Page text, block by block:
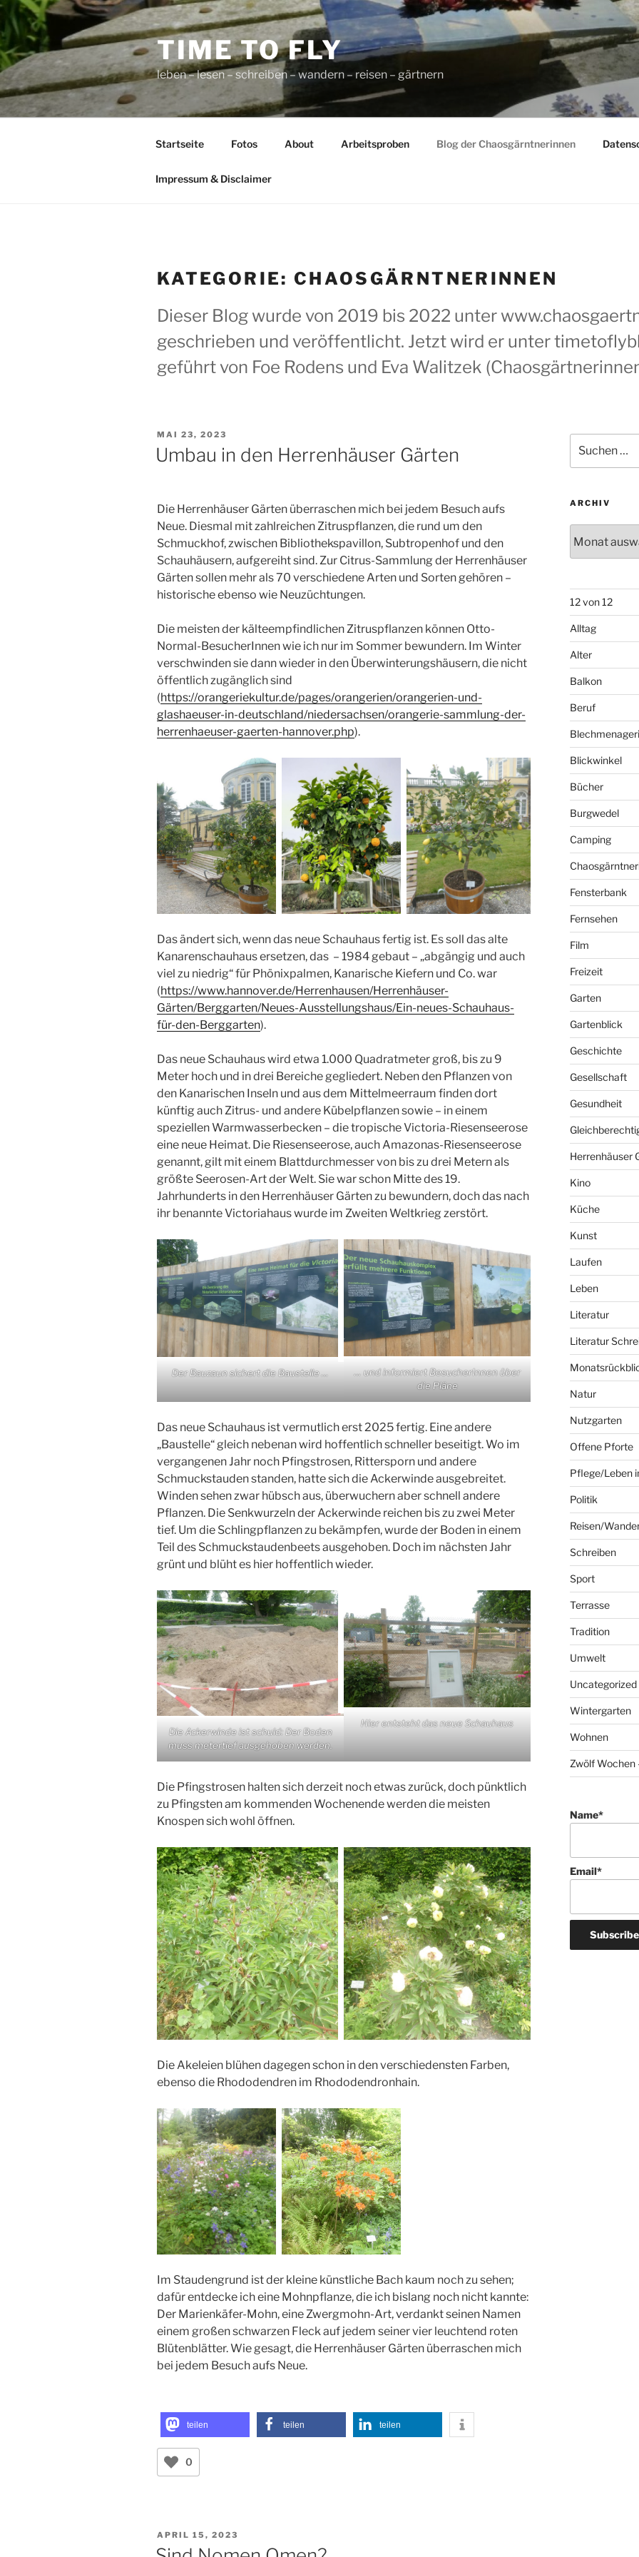
Zum
Inhalt
springen
TIME TO FLY
leben – lesen – schreiben – wandern – reisen – gärtnern
Startseite Fotos About Arbeitsproben Blog der Chaosgärntnerinnen
Impressum & Disclaimer
KATEGORIE: CHAOSGÄRNTNERINNEN
Dieser Blog wurde von 2019 bis 2022 unter
geschrieben und veröffentlicht. Jetzt wird er unter
geführt von Foe Rodens und Eva Walitzek
VERÖFFENTLICHT
AM
MAI 23, 2023
Umbau in den Herrenhäuser Gärten
Die Herrenhäuser Gärten überraschen mich bei jedem Besuch aufs
Neue. Diesmal mit zahlreichen Zitruspflanzen, die rund um den
Schmuckhof, zwischen Bibliothekspavillon, Subtropenhof und den
Schauhäusern, aufgereiht sind. Zur Citrus-Sammlung der Herrenhäuser
Gärten sollen mehr als 70 verschiedene Arten und Sorten gehören –
historische ebenso wie Neuzüchtungen.
Die meisten der kälteempfindlichen Zitruspflanzen können Otto-
Normal-BesucherInnen wie ich nur im Sommer bewundern. Im Winter
verschwinden sie dann wieder in den Überwinterungshäusern, die nicht
öffentlich zugänglich sind
(https://orangeriekultur.de/pages/orangerien/orangerien-und-
glashaeuser-in-deutschland/niedersachsen/orangerie-sammlung-der-
herrenhaeuser-gaerten-hannover.php).
Das ändert sich, wenn das neue Schauhaus fertig ist. Es soll das alte
Kanarenschauhaus ersetzen, das – 1984 gebaut – „abgängig und auch
viel zu niedrig“ für Phönixpalmen, Kanarische Kiefern und Co. war
(https://www.hannover.de/Herrenhausen/Herrenhäuser-
Gärten/Berggarten/Neues-Ausstellungshaus/Ein-neues-Schauhaus-
für-den-Berggarten).
Das neue Schauhaus wird etwa 1.000 Quadratmeter groß, bis zu 9
Meter hoch und in drei Bereiche gegliedert. Neben den Pflanzen von
den Kanarischen Inseln und aus dem Mittelmeerraum finden dort
künftig auch Zitrus- und andere Kübelpflanzen sowie – in einem
speziellen Warmwasserbecken – die tropische Victoria-Riesenseerose
eine neue Heimat. Die Riesenseerose, auch Amazonas-Riesenseerose
genannt, gilt mit einem Blattdurchmesser von bis zu drei Metern als
größte Seerosen-Art der Welt. Sie war schon Mitte des 19.
Jahrhunderts in den Herrenhäuser Gärten zu bewundern, doch das nach
ihr benannte Victoriahaus wurde im Zweiten Weltkrieg zerstört.
Der Bauzaun sichert die Baustelle …
… und informiert BesucherInnen über
die Pläne
Das neue Schauhaus ist vermutlich erst 2025 fertig. Eine andere
„Baustelle“ gleich nebenan wird hoffentlich schneller beseitigt. Wo im
vergangenen Jahr noch Pfingstrosen, Rittersporn und andere
Schmuckstauden standen, hatte sich die Ackerwinde ausgebreitet.
Winden sehen zwar hübsch aus, überwuchern aber schnell andere
Pflanzen. Die Senkwurzeln der Ackerwinde reichen bis zu zwei Meter
tief. Um die Schlingpflanzen zu bekämpfen, wurde der Boden in einem
Teil des Schmuckstaudenbeets ausgehoben. Doch im nächsten Jahr
grünt und blüht es hier hoffentlich wieder.
Die Ackerwinde ist schuld: Der Boden
muss metertief ausgehoben werden.
Hier entsteht das neue Schauhaus
Die Pfingstrosen halten sich derzeit noch etwas zurück, doch pünktlich
zu Pfingsten am kommenden Wochenende werden die meisten
Knospen sich wohl öffnen.
Die Akeleien blühen dagegen schon in den verschiedensten Farben,
ebenso die Rhododendren im Rhododendronhain.
Im Staudengrund ist der kleine künstliche Bach kaum noch zu sehen;
dafür entdecke ich eine Mohnpflanze, die ich bislang noch nicht kannte:
Der Marienkäfer-Mohn, eine Zwergmohn-Art, verdankt seinen Namen
einem großen schwarzen Fleck auf jedem seiner vier leuchtend roten
Blütenblätter. Wie gesagt, die Herrenhäuser Gärten überraschen mich
bei jedem Besuch aufs Neue.
teilen teilen teilen
0
VERÖFFENTLICHT
AM
APRIL 15, 2023
nach:
ARCHIV
12 von 12
Alltag
Alter
Balkon
Beruf
Blickwinkel
Bücher
Burgwedel
Camping
Fensterbank
Fernsehen
Film
Freizeit
Garten
Gartenblick
Geschichte
Gesellschaft
Gesundheit
Herrenhäuser
Kino
Küche
Kunst
Laufen
Leben
Literatur
Literatur
Natur
Nutzgarten
Offene Pforte
Pflege/Leben
Politik
Reisen/
Schreiben
Sport
Terrasse
Tradition
Umwelt
Uncategorized
Wintergarten
Wohnen
Zwölf Wochen
Name*
Email*